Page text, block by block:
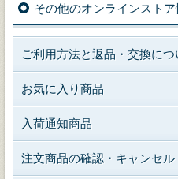
その他のオンラインストア
ご利用方法と返品・交換につ
お気に入り商品
入荷通知商品
注文商品の確認・キャンセル